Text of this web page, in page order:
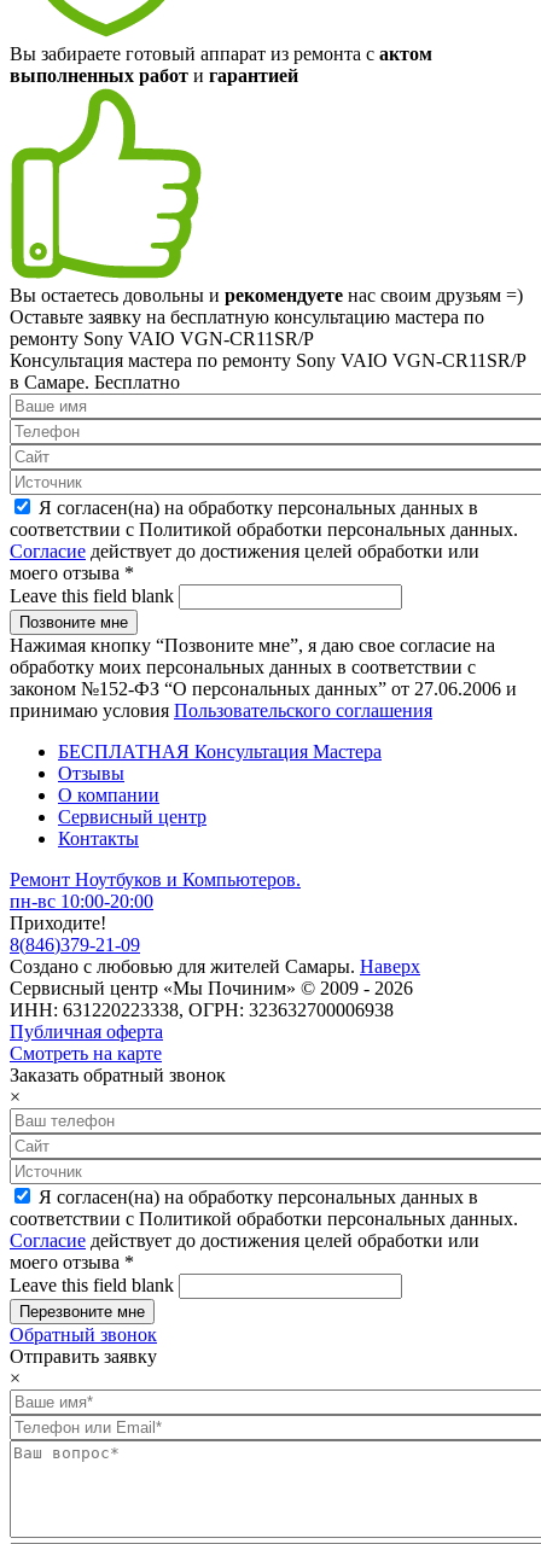
Вы забираете готовый аппарат из ремонта с актом
выполненных работ и гарантией
Вы остаетесь довольны и рекомендуете нас своим друзьям =)
Оставьте заявку на бесплатную консультацию мастера по
ремонту Sony VAIO VGN-CR11SR/P
Консультация мастера по ремонту Sony VAIO VGN-CR11SR/P
в Самаре. Бесплатно
Я согласен(на) на обработку персональных данных в
соответствии с Политикой обработки персональных данных.
Согласие действует до достижения целей обработки или
моего отзыва *
Leave this field blank
Нажимая кнопку “Позвоните мне”, я даю свое согласие на
обработку моих персональных данных в соответствии с
законом №152-ФЗ “О персональных данных” от 27.06.2006 и
принимаю условия Пользовательского соглашения
БЕСПЛАТНАЯ Консультация Мастера
Отзывы
О компании
Сервисный центр
Контакты
Ремонт Ноутбуков и Компьютеров.
пн-вс 10:00-20:00
Приходите!
8(846)379-21-09
Создано с любовью для жителей Самары. Наверх
Сервисный центр «Мы Починим» © 2009 - 2026
ИНН: 631220223338, ОГРН: 323632700006938
Публичная оферта
Смотреть на карте
Заказать обратный звонок
×
Я согласен(на) на обработку персональных данных в
соответствии с Политикой обработки персональных данных.
Согласие действует до достижения целей обработки или
моего отзыва *
Leave this field blank
Обратный звонок
Отправить заявку
×